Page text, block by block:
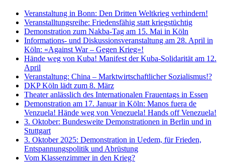
Veranstaltung in Bonn: Den Dritten Weltkrieg verhindern!
Veranstalltungsreihe: Friedensfähig statt kriegstüchtig
Demonstration zum Nakba-Tag am 15. Mai in Köln
Informations- und Diskussionsveranstaltung am 28. April in
Köln: «Against War – Gegen Krieg»!
Hände weg von Kuba! Manifest der Kuba-Solidarität am 12.
April
Veranstaltung: China – Marktwirtschaftlicher Sozialismus!?
DKP Köln lädt zum 8. März
Theater anlässlich des Internationalen Frauentags in Essen
Demonstration am 17. Januar in Köln: Manos fuera de
Venzuela! Hände weg von Venezuela! Hands off Venezuela!
3. Oktober: Bundesweite Demonstrationen in Berlin und in
Stuttgart
3. Oktober 2025: Demonstration in Uedem, für Frieden,
Entspannungspolitik und Abrüstung
Vom Klassenzimmer in den Krieg?